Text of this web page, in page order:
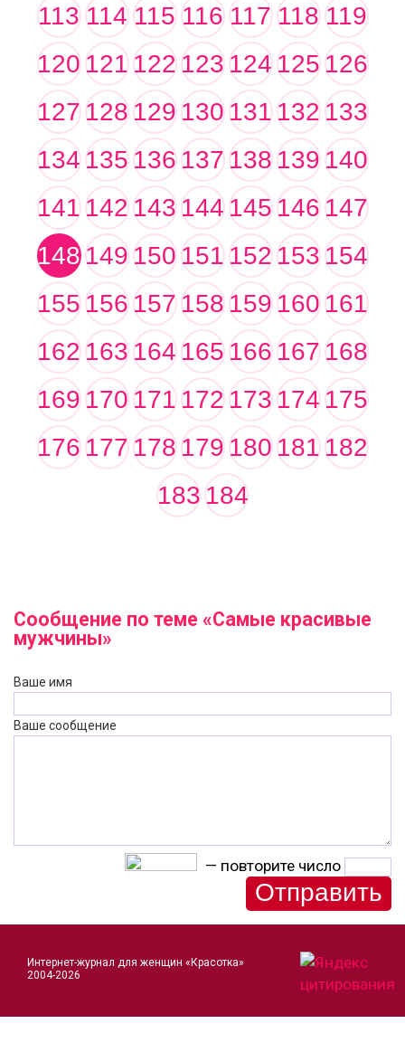
113 114 115 116 117 118 119
120121122123124125126
127128129130131132133
134135136137138139140
141142143144145146147
148149150151152153154
155156157158159160161
162163164165166167168
169170171172173174175
176177178179180181182
183184
Сообщение по теме «Самые красивые
мужчины»
Ваше имя
Ваше сообщение
— повторите число
Интернет-журнал для женщин «Красотка»
2004-2026